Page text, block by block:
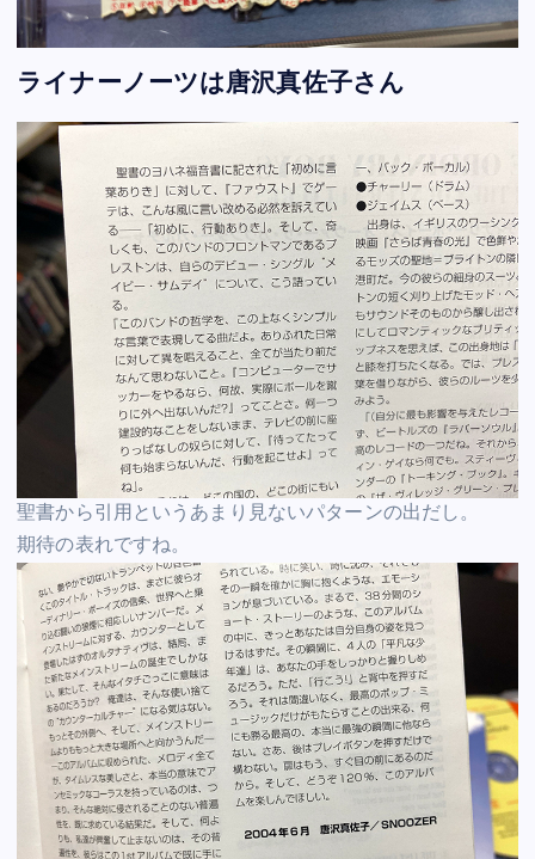
ライナーノーツは唐沢真佐子さん
聖書から引用というあまり見ないパターンの出だし。
期待の表れですね。